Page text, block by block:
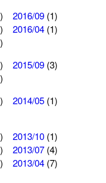
2016/09 (1)
2016/04 (1)
2015/09 (3)
2014/05 (1)
2013/10 (1)
2013/07 (4)
2013/04 (7)